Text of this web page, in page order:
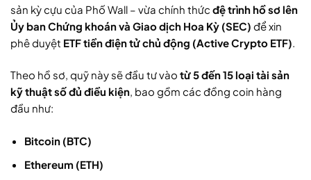
sản kỳ cựu của Phố Wall – vừa chính thức đệ trình hồ sơ lên
Ủy ban Chứng khoán và Giao dịch Hoa Kỳ (SEC) để xin
phê duyệt ETF tiền điện tử chủ động (Active Crypto ETF)
Theo hồ sơ, quỹ này sẽ đầu tư vào từ 5 đến 15 loại tài sản
kỹ thuật số đủ điều kiện, bao gồm các đồng coin hàng
đầu như:
Bitcoin (BTC)
Ethereum (ETH)